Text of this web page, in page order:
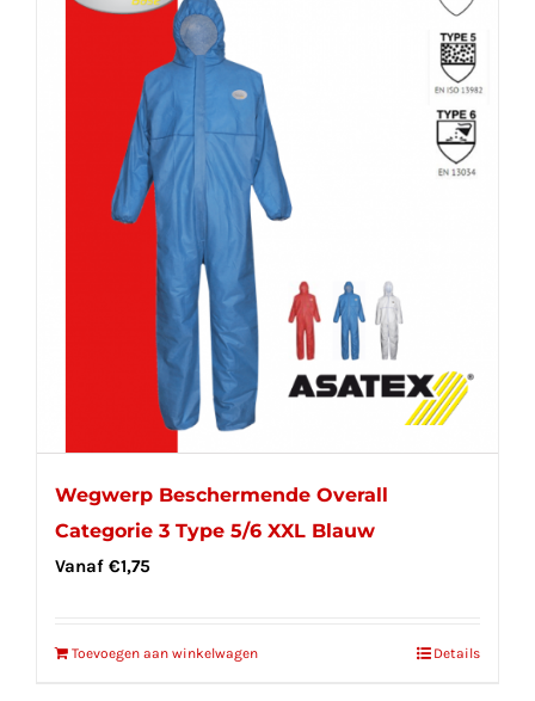
Wegwerp Beschermende Overall
Categorie 3 Type 5/6 XXL Blauw
Vanaf €1,75
Toevoegen aan winkelwagen Details